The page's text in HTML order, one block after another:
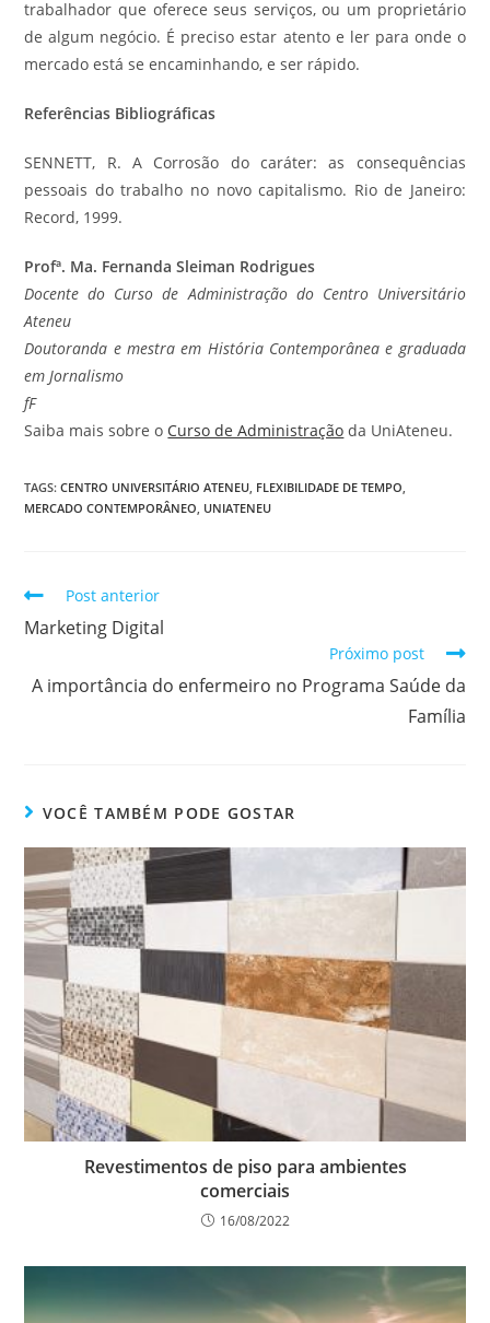
trabalhador que oferece seus serviços, ou um proprietário
de algum negócio. É preciso estar atento e ler para onde o
mercado está se encaminhando, e ser rápido.
Referências Bibliográficas
SENNETT, R. A Corrosão do caráter: as consequências
pessoais do trabalho no novo capitalismo. Rio de Janeiro:
Record, 1999.
Profª. Ma. Fernanda Sleiman Rodrigues
Docente do Curso de Administração do Centro Universitário
Ateneu
Doutoranda e mestra em História Contemporânea e graduada
em Jornalismo
fF
Saiba mais sobre o Curso de Administração da UniAteneu.
TAGS:CENTRO UNIVERSITÁRIO ATENEU, FLEXIBILIDADE DE TEMPO,
MERCADO CONTEMPORÂNEO, UNIATENEU
Post anterior
Marketing Digital
Próximo post
A importância do enfermeiro no Programa Saúde da
Família
VOCÊ TAMBÉM PODE GOSTAR
Revestimentos de piso para ambientes
comerciais
16/08/2022